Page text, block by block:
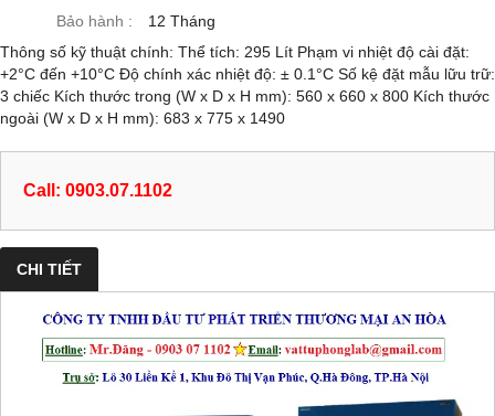
Bảo hành :
12 Tháng
Thông số kỹ thuật chính: Thể tích: 295 Lít Phạm vi nhiệt độ cài đặt:
+2°C đến +10°C Độ chính xác nhiệt độ: ± 0.1°C Số kệ đặt mẫu lữu trữ:
3 chiếc Kích thước trong (W x D x H mm): 560 x 660 x 800 Kích thước
ngoài (W x D x H mm): 683 x 775 x 1490
Call: 0903.07.1102
CHI TIẾT